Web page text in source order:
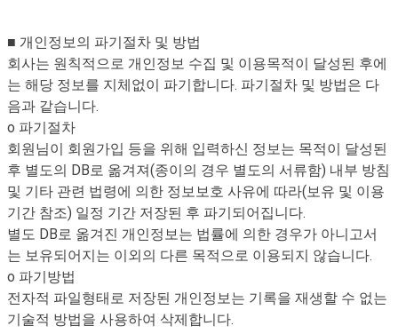
■ 개인정보의 파기절차 및 방법
회사는 원칙적으로 개인정보 수집 및 이용목적이 달성된 후에
는 해당 정보를 지체없이 파기합니다. 파기절차 및 방법은 다
음과 같습니다.
o 파기절차
회원님이 회원가입 등을 위해 입력하신 정보는 목적이 달성된
후 별도의 DB로 옮겨져(종이의 경우 별도의 서류함) 내부 방침
및 기타 관련 법령에 의한 정보보호 사유에 따라(보유 및 이용
기간 참조) 일정 기간 저장된 후 파기되어집니다.
별도 DB로 옮겨진 개인정보는 법률에 의한 경우가 아니고서
는 보유되어지는 이외의 다른 목적으로 이용되지 않습니다.
o 파기방법
전자적 파일형태로 저장된 개인정보는 기록을 재생할 수 없는
기술적 방법을 사용하여 삭제합니다.